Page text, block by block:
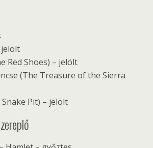
jelölt
Red Shoes) – jelölt
(The Treasure of the Sierra
Pit) – jelölt